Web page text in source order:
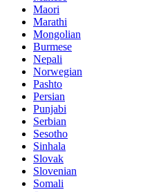
Maori
Marathi
Mongolian
Burmese
Nepali
Norwegian
Pashto
Persian
Punjabi
Serbian
Sesotho
Sinhala
Slovak
Slovenian
Somali